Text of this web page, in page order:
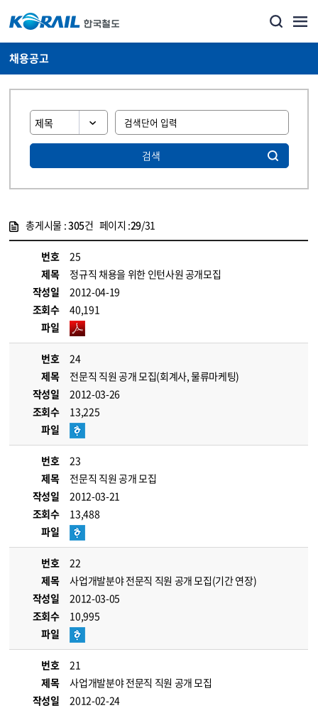
채용공고
검색
총게시물 :305건 페이지 :29/31
번호
25
제목
정규직 채용을 위한 인턴사원 공개모집
작성일
2012-04-19
조회수
40,191
파일
번호
24
제목
전문직 직원 공개 모집(회계사, 물류마케팅)
작성일
2012-03-26
조회수
13,225
파일
번호
23
제목
전문직 직원 공개 모집
작성일
2012-03-21
조회수
13,488
파일
번호
22
제목
사업개발분야 전문직 직원 공개 모집(기간 연장)
작성일
2012-03-05
조회수
10,995
파일
번호
21
제목
사업개발분야 전문직 직원 공개 모집
작성일
2012-02-24